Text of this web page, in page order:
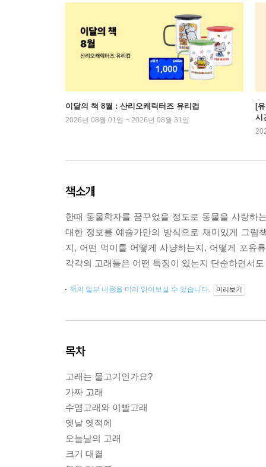
이달의 책 8월 : 산리오캐릭터즈 유리컵
2026년 08월 01일 ~ 2026년 08월 31일
[
시
책소개
한때 동물학자를 꿈꾸었을 정도로 동물을 사랑하
대한 정보를 예술가만의 방식으로 재미있게 그림
지, 어떤 먹이를 어떻게 사냥하는지, 어떻게 포유
각각의 고래들은 어떤 특징이 있는지 단순하면서
책의 일부 내용을 미리 읽어보실 수 있습니다. 미리보기
목차
고래는 물고기인가요?
가짜 고래
수염고래와 이빨고래
옛날 옛적에
오늘날의 고래
크기 대결